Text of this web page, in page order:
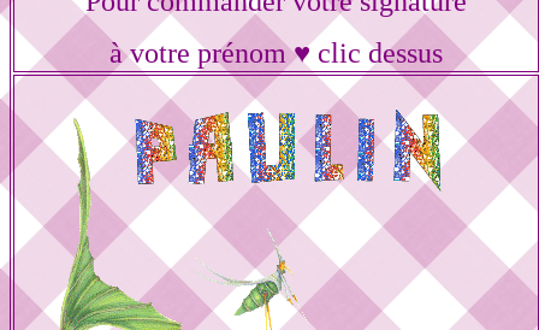
à votre prénom ♥ clic dessus